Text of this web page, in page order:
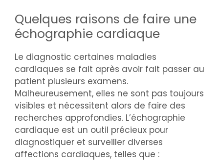
Quelques raisons de faire une
échographie cardiaque
Le diagnostic certaines maladies
cardiaques se fait après avoir fait passer au
patient plusieurs examens.
Malheureusement, elles ne sont pas toujours
visibles et nécessitent alors de faire des
recherches approfondies. L’échographie
cardiaque est un outil précieux pour
diagnostiquer et surveiller diverses
affections cardiaques, telles que :